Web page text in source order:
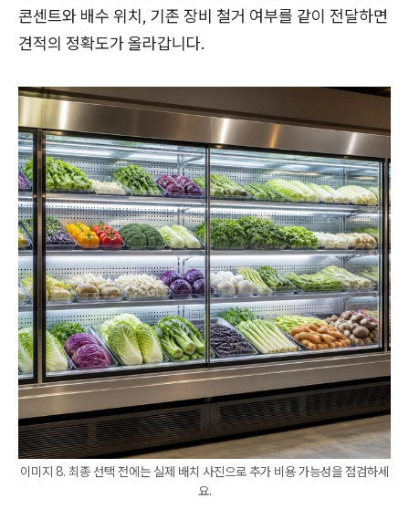
콘센트와 배수 위치, 기존 장비 철거 여부를 같이 전달하면
견적의 정확도가 올라갑니다.
이미지 8. 최종 선택 전에는 실제 배치 사진으로 추가 비용 가능성을 점검하세
요.